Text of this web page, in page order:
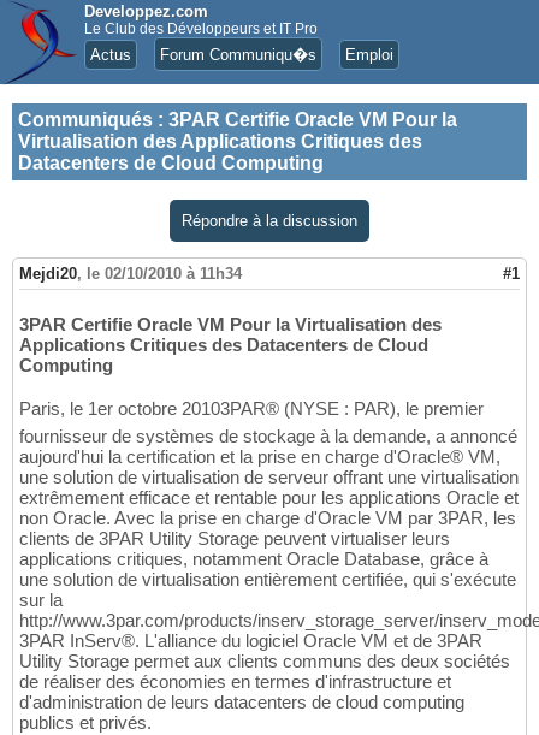
Developpez.com
Le Club des Développeurs et IT Pro
Actus Forum Communiqu�s Emploi
Communiqués : 3PAR Certifie Oracle VM Pour la
Virtualisation des Applications Critiques des
Datacenters de Cloud Computing
Répondre à la discussion
Mejdi20, le 02/10/2010 à 11h34 #1
3PAR Certifie Oracle VM Pour la Virtualisation des
Applications Critiques des Datacenters de Cloud
Computing
Paris, le 1er octobre 20103PAR® (NYSE : PAR), le premier
fournisseur de systèmes de stockage à la demande, a annoncé
aujourd'hui la certification et la prise en charge d'Oracle® VM,
une solution de virtualisation de serveur offrant une virtualisation
extrêmement efficace et rentable pour les applications Oracle et
non Oracle. Avec la prise en charge d'Oracle VM par 3PAR, les
clients de 3PAR Utility Storage peuvent virtualiser leurs
applications critiques, notamment Oracle Database, grâce à
une solution de virtualisation entièrement certifiée, qui s'exécute
sur la
http://www.3par.com/products/inserv_storage_server/
3PAR InServ®. L'alliance du logiciel Oracle VM et de 3PAR
Utility Storage permet aux clients communs des deux sociétés
de réaliser des économies en termes d'infrastructure et
d'administration de leurs datacenters de cloud computing
publics et privés.